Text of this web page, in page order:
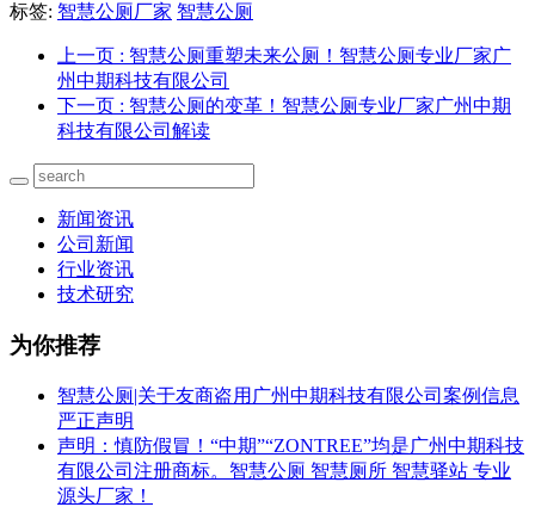
标签: 智慧公厕厂家 智慧公厕
上一页 : 智慧公厕重塑未来公厕！智慧公厕专业厂家广
州中期科技有限公司
下一页 : 智慧公厕的变革！智慧公厕专业厂家广州中期
科技有限公司解读
新闻资讯
公司新闻
行业资讯
技术研究
为你推荐
智慧公厕|关于友商盗用广州中期科技有限公司案例信息
严正声明
声明：慎防假冒！“中期”“ZONTREE”均是广州中期科技
有限公司注册商标。智慧公厕 智慧厕所 智慧驿站 专业
源头厂家！